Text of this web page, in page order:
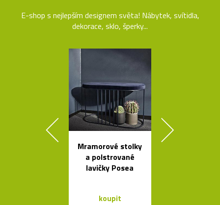
E-shop s nejlepším designem světa! Nábytek, svítidla,
dekorace, sklo, šperky...
Mramorové stolky
a polstrované
lavičky Posea
koupit